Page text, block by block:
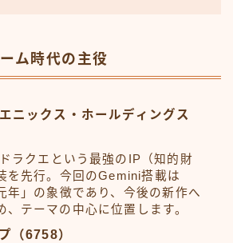
ム時代の主役
ニックス・ホールディングス
ドラクエという最強のIP（知的財
を先行。今回のGemini搭載は
年」の象徴であり、今後の新作へ
、テーマの中心に位置します。
（6758）